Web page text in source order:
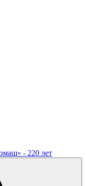
- 220 лет